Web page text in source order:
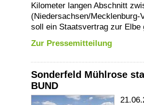
Kilometer langen Abschnitt
(Niedersachsen/Mecklenburg-
soll ein Staatsvertrag zur Elbe
Zur Pressemitteilung
Sonderfeld Mühlrose
BUND